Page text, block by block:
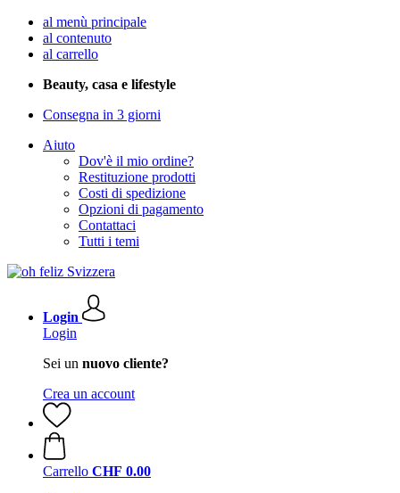
al menù principale
al contenuto
al carrello
Beauty, casa e lifestyle
Consegna in 3 giorni
Aiuto
Dov'è il mio ordine?
Restituzione prodotti
Costi di spedizione
Opzioni di pagamento
Contattaci
Tutti i temi
Login
Login
Sei un nuovo cliente?
Crea un account
Carrello CHF 0.00